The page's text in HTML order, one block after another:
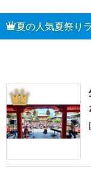
夏の人気夏祭り
1